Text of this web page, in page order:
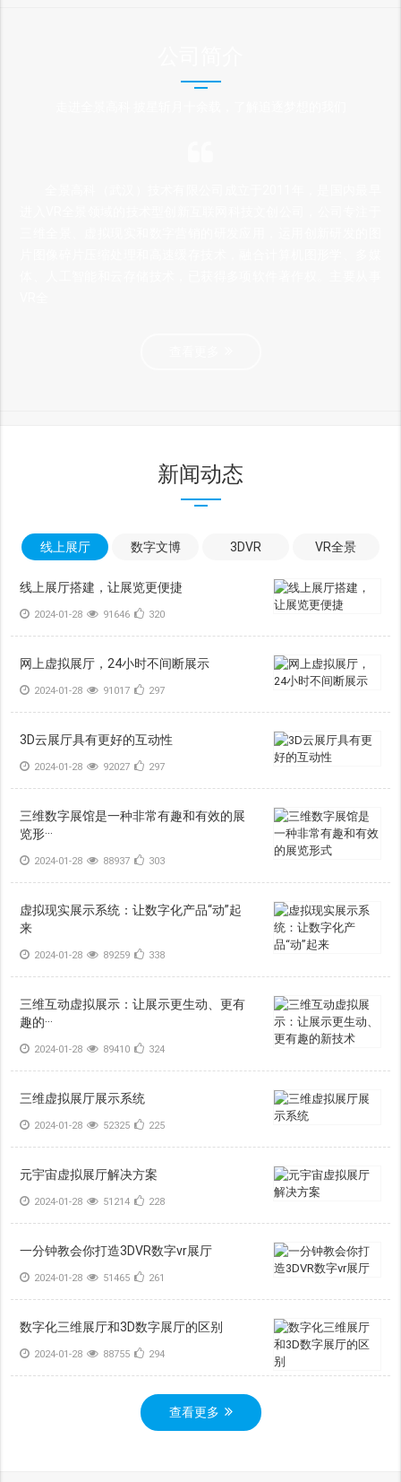
新闻动态
线上展厅 数字文博 3DVR VR全景
线上展厅搭建，让展览更便捷
2024-01-28 91646 320
网上虚拟展厅，24小时不间断展示
2024-01-28 91017 297
3D云展厅具有更好的互动性
2024-01-28 92027 297
三维数字展馆是一种非常有趣和有效的展
览形···
2024-01-28 88937 303
虚拟现实展示系统：让数字化产品“动”起
来
2024-01-28 89259 338
三维互动虚拟展示：让展示更生动、更有
趣的···
2024-01-28 89410 324
三维虚拟展厅展示系统
2024-01-28 52325 225
元宇宙虚拟展厅解决方案
2024-01-28 51214 228
一分钟教会你打造3DVR数字vr展厅
2024-01-28 51465 261
数字化三维展厅和3D数字展厅的区别
2024-01-28 88755 294
查看更多